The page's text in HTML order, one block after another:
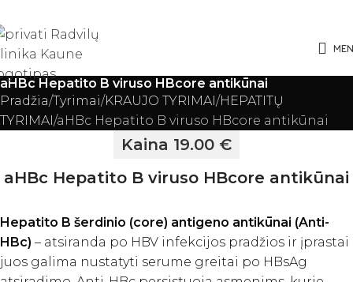
aHBc Hepatito B viruso HBcore antikūnai
Pradžia Tyrimai KRAUJO TYRIMAI HEPATITŲ
TYRIMAI aHBc Hepatito B viruso HBcore antikūnai
Kaina 19.00 €
aHBc Hepatito B viruso HBcore antikūnai
Hepatito B šerdinio (core) antigeno antikūnai (Anti-
HBc) – atsiranda po HBV infekcijos pradžios ir įprastai
juos galima nustatyti serume greitai po HBsAg